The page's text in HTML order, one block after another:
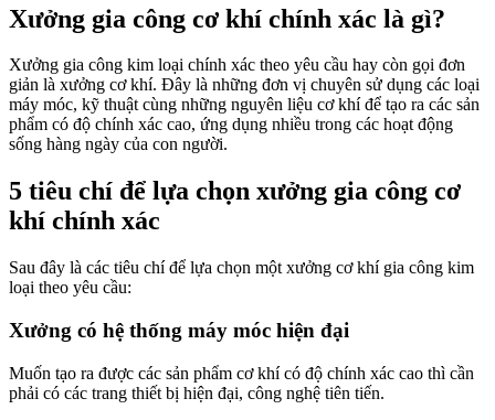
Xưởng gia công cơ khí chính xác là gì?
Xưởng gia công kim loại chính xác theo yêu cầu hay còn gọi đơn
giản là xưởng cơ khí. Đây là những đơn vị chuyên sử dụng các loại
máy móc, kỹ thuật cùng những nguyên liệu cơ khí để tạo ra các sản
phẩm có độ chính xác cao, ứng dụng nhiều trong các hoạt động
sống hàng ngày của con người.
5 tiêu chí để lựa chọn xưởng gia công cơ
khí chính xác
Sau đây là các tiêu chí để lựa chọn một xưởng cơ khí gia công kim
loại theo yêu cầu:
Xưởng có hệ thống máy móc hiện đại
Muốn tạo ra được các sản phẩm cơ khí có độ chính xác cao thì cần
phải có các trang thiết bị hiện đại, công nghệ tiên tiến.